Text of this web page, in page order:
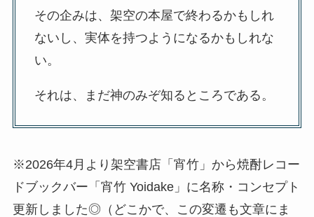
その企みは、架空の本屋で終わるかもしれ
ないし、実体を持つようになるかもしれな
い。
それは、まだ神のみぞ知るところである。
※2026年4月より架空書店「宵竹」から焼酎レコー
ドブックバー「宵竹 Yoidake」に名称・コンセプト
更新しました◎（どこかで、この変遷も文章にま